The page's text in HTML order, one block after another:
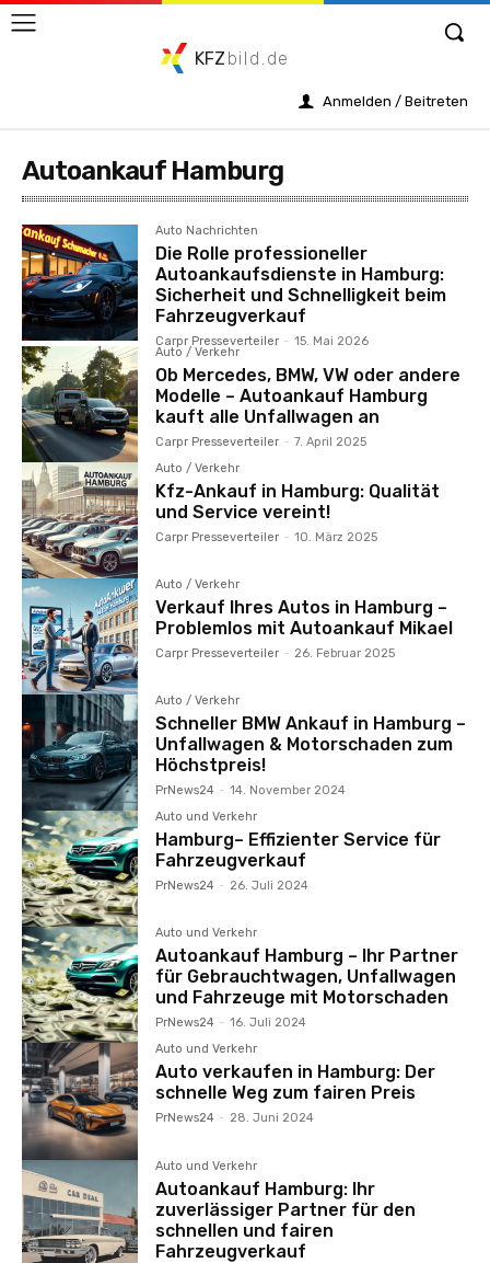
KFZ bild.de
Anmelden / Beitreten
Autoankauf Hamburg
Auto Nachrichten
Die Rolle professioneller
Autoankaufsdienste in Hamburg:
Sicherheit und Schnelligkeit beim
Fahrzeugverkauf
Carpr Presseverteiler - 15. Mai 2026
Auto / Verkehr
Ob Mercedes, BMW, VW oder andere
Modelle – Autoankauf Hamburg
kauft alle Unfallwagen an
Carpr Presseverteiler - 7. April 2025
Auto / Verkehr
Kfz-Ankauf in Hamburg: Qualität
und Service vereint!
Carpr Presseverteiler - 10. März 2025
Auto / Verkehr
Verkauf Ihres Autos in Hamburg –
Problemlos mit Autoankauf Mikael
Carpr Presseverteiler - 26. Februar 2025
Auto / Verkehr
Schneller BMW Ankauf in Hamburg –
Unfallwagen & Motorschaden zum
Höchstpreis!
PrNews24 - 14. November 2024
Auto und Verkehr
Hamburg– Effizienter Service für
Fahrzeugverkauf
PrNews24 - 26. Juli 2024
Auto und Verkehr
Autoankauf Hamburg – Ihr Partner
für Gebrauchtwagen, Unfallwagen
und Fahrzeuge mit Motorschaden
PrNews24 - 16. Juli 2024
Auto und Verkehr
Auto verkaufen in Hamburg: Der
schnelle Weg zum fairen Preis
PrNews24 - 28. Juni 2024
Auto und Verkehr
Autoankauf Hamburg: Ihr
zuverlässiger Partner für den
schnellen und fairen
Fahrzeugverkauf